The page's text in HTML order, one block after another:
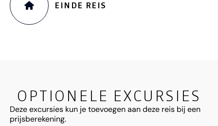
EINDE REIS
OPTIONELE EXCURSIES
Deze excursies kun je toevoegen aan deze reis bij een
prijsberekening.